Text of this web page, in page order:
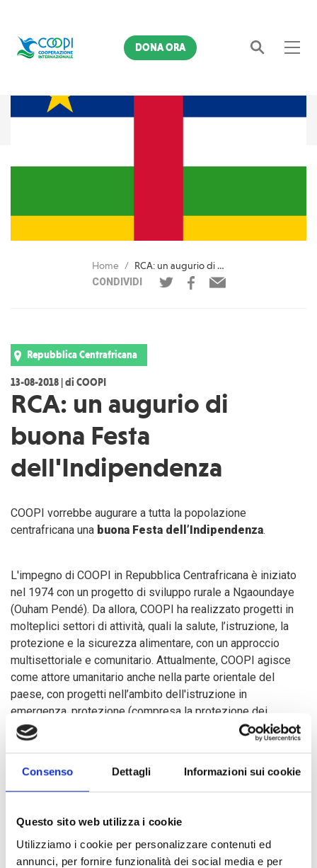
Consenso Dettagli Informazioni sui cookie
Questo sito web utilizza i cookie
Utilizziamo i cookie per personalizzare contenuti ed
annunci, per fornire funzionalità dei social media e per
DONA ORA
Home
RCA: un augurio di buona Festa dell'Indipendenza
CONDIVIDI
Repubblica Centrafricana
13-08-2018 | di COOPI
RCA: un augurio di
buona Festa
dell'Indipendenza
COOPI vorrebbe augurare a tutta la popolazione
centrafricana una buona Festa dell’Indipendenza.
L'impegno di COOPI in Repubblica Centrafricana è iniziato
nel 1974 con un progetto di sviluppo rurale a Ngaoundaye
(Ouham Pendé). Da allora, COOPI ha realizzato progetti in
molteplici settori di attività, quali la salute, l’istruzione, la
protezione e la sicurezza alimentare, con un approccio
multisettoriale e comunitario. Attualmente, COOPI agisce
come attore umanitario anche nella parte orientale del
paese, con progetti nell’ambito dell'istruzione in
emergenza, protezione (compresa la protezione dei
bambini e la violenza di genere), così come attore di
sviluppo nella Lobaye e nell’Ombella-M'Poko, nel settore
sicurezza alimentare/nutrizione, dell’istruzione e del
supporto all’istruzione scolastica e extrascolastica per i
COOPI è presente nelle Prefetture di: Bangui, Lobaye,